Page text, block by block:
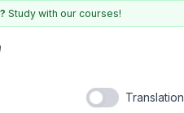
Study with our courses!
Translation